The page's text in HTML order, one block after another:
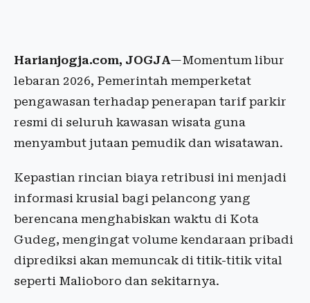
Harianjogja.com, JOGJA—Momentum libur
lebaran 2026, Pemerintah memperketat
pengawasan terhadap penerapan tarif parkir
resmi di seluruh kawasan wisata guna
menyambut jutaan pemudik dan wisatawan.
Kepastian rincian biaya retribusi ini menjadi
informasi krusial bagi pelancong yang
berencana menghabiskan waktu di Kota
Gudeg, mengingat volume kendaraan pribadi
diprediksi akan memuncak di titik-titik vital
seperti Malioboro dan sekitarnya.